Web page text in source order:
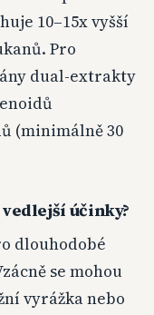
10–15x vyšší
Pro
dual-extrakty
(minimálně 30
vedlejší účinky?
dlouhodobé
se mohou
vyrážka nebo